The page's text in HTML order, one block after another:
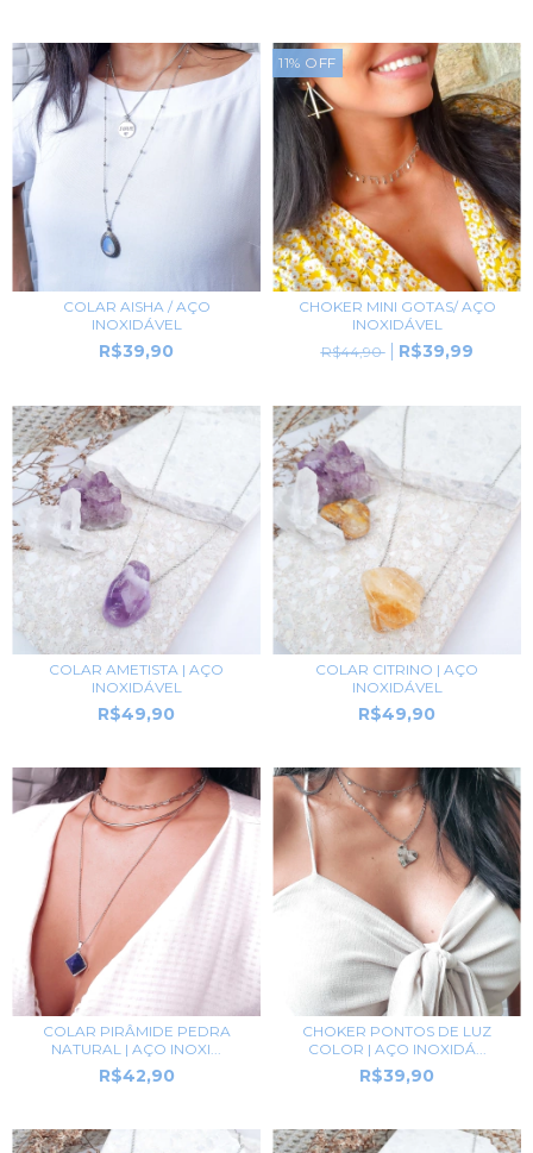
COLAR AISHA / AÇO
INOXIDÁVEL
R$39,90
11% OFF
CHOKER MINI GOTAS/ AÇO
INOXIDÁVEL
R$44,90
R$39,99
COLAR AMETISTA | AÇO
INOXIDÁVEL
R$49,90
COLAR CITRINO | AÇO
INOXIDÁVEL
R$49,90
COLAR PIRÂMIDE PEDRA
NATURAL | AÇO INOXI...
R$42,90
CHOKER PONTOS DE LUZ
COLOR | AÇO INOXIDÁ...
R$39,90